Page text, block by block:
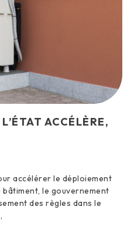
ACCÉLÈRE,
accélérer le déploiement
bâtiment, le gouvernement
des règles dans le